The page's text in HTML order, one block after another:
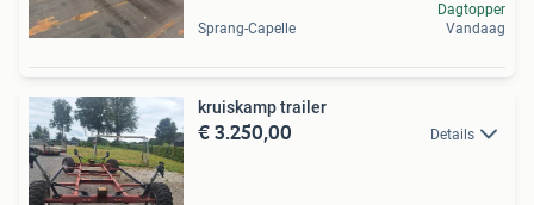
Sprang-Capelle
Dagtopper
Vandaag
kruiskamp trailer
€ 3.250,00 Details